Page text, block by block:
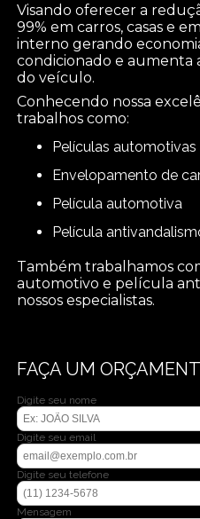
Visando oferecer a
99% em carros, casas e
interno gerando
condicionado e aumenta
do veículo.
Conhecendo nossa
trabalhos como:
películas automotivas
envelopamento de
película automotiva
película
Também trabalhamos
automotivo e película
nossos especialistas.
FAÇA UM
Digite seu nome
Digite seu email
Digite seu telefone
Mensagem